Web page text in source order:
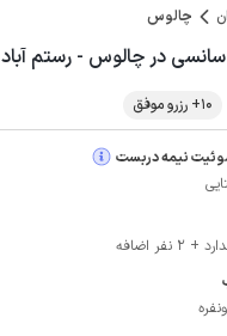
چالوس
سانسی در چالوس - رستم آباد
10+ رزرو موفق
نیمه دربست